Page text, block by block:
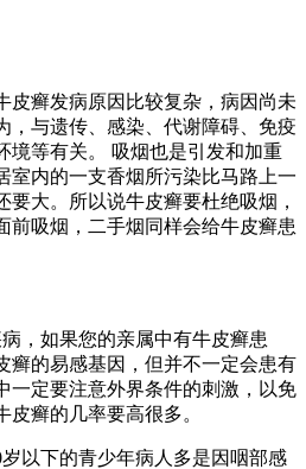
皮癣发病原因比较复杂，病因尚未
，与遗传、感染、代谢障碍、免疫
境等有关。 吸烟也是引发和加重
室内的一支香烟所污染比马路上一
大。所以说牛皮癣要杜绝吸烟，
前吸烟，二手烟同样会给牛皮癣患
，如果您的亲属中有牛皮癣患
癣的易感基因，但并不一定会患有
一定要注意外界条件的刺激，以免
癣的几率要高很多。
以下的青少年病人多是因咽部感